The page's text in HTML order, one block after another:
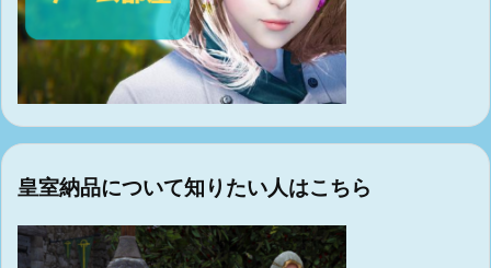
皇室納品について知りたい人はこちら